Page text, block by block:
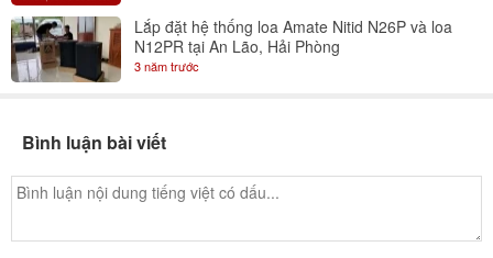
Lắp đặt hệ thống loa Amate Nitid N26P và loa
N12PR tại An Lão, Hải Phòng
3 năm trước
Bình luận bài viết